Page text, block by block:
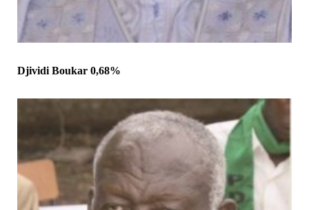
Djividi Boukar 0,68%